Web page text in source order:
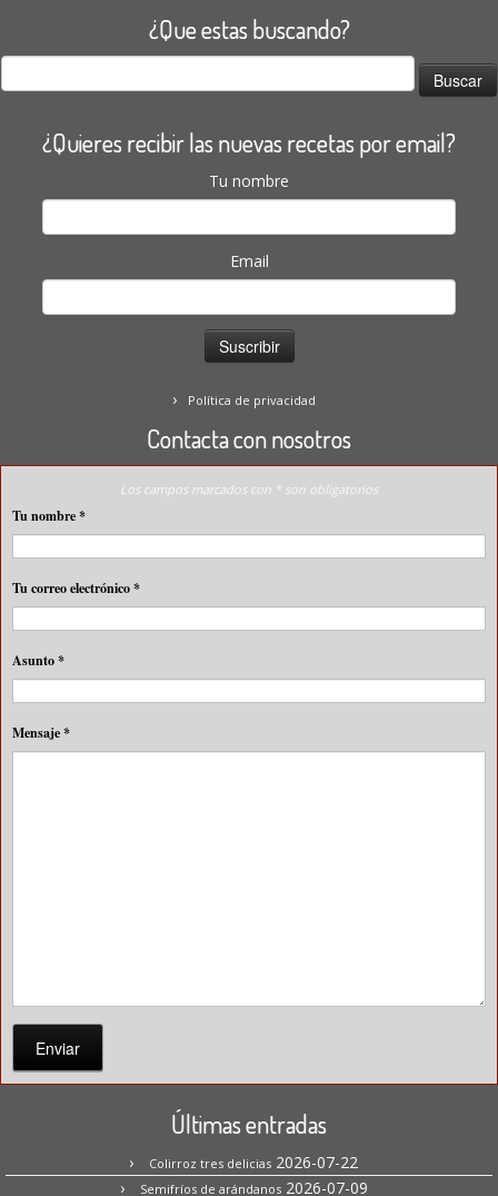
¿Que estas buscando?
Buscar:
¿Quieres recibir las nuevas recetas por email?
Tu nombre
Email
Política de privacidad
Contacta con nosotros
Los campos marcados con * son obligatorios
Tu nombre*
Tu correo electrónico*
Asunto*
Mensaje*
Enviar
Últimas entradas
Colirroz tres delicias 2026-07-22
Semifríos de arándanos 2026-07-09